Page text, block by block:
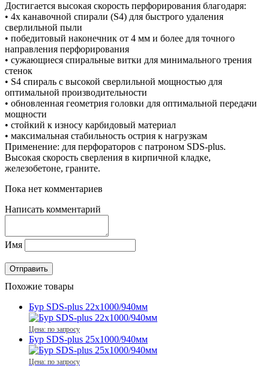
Достигается высокая скорость перфорирования благодаря:
• 4х канавочной спирали (S4) для быстрого удаления
сверлильной пыли
• победитовый наконечник от 4 мм и более для точного
направления перфорирования
• сужающиеся спиральные витки для минимального трения
стенок
• S4 спираль с высокой сверлильной мощностью для
оптимальной производительности
• обновленная геометрия головки для оптимальной передачи
мощности
• стойкий к износу карбидовый материал
• максимальная стабильность острия к нагрузкам
Применение: для перфораторов с патроном SDS-plus.
Высокая скорость сверления в кирпичной кладке,
железобетоне, граните.
Пока нет комментариев
Написать комментарий
Имя
Похожие товары
Бур SDS-plus 22x1000/940мм
Цена: по запросу
Бур SDS-plus 25x1000/940мм
Цена: по запросу